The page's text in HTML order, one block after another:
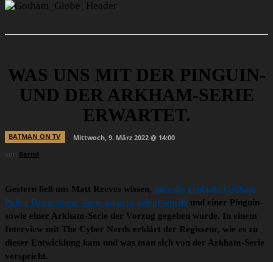
WAS UNS MIT DER PINGUIN-
UND DER ARKHAM-SERIE
ERWARTET.
BATMAN ON TV
Mittwoch, 9. März 2022 @ 14:00
von Bernd
Gestern ließ uns Matt Reeves wissen, dass die geplante Gotham
Police Department-Serie ad acta gelegt wurde und einer Pinguin-
sowie einer Arkham-Serie der Vorzug gegeben wurde. In einem
Interview mit The Cyber Nerds erklärt der Regisseur, wie es zu
dieser Entwicklung kam und was man sich von der Arkham-Serie
verspricht.